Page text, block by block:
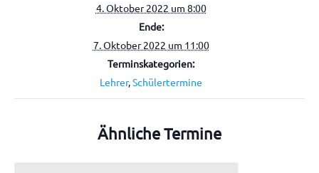
4. Oktober 2022 um 8:00
Ende:
7. Oktober 2022 um 11:00
Terminskategorien:
Lehrer,Schülertermine
Ähnliche Termine